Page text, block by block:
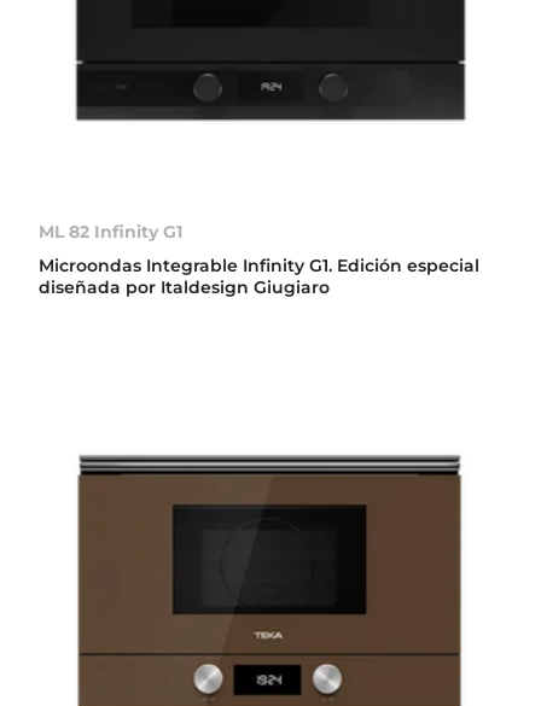
ML 82 Infinity G1
Microondas Integrable Infinity G1. Edición especial
diseñada por Italdesign Giugiaro